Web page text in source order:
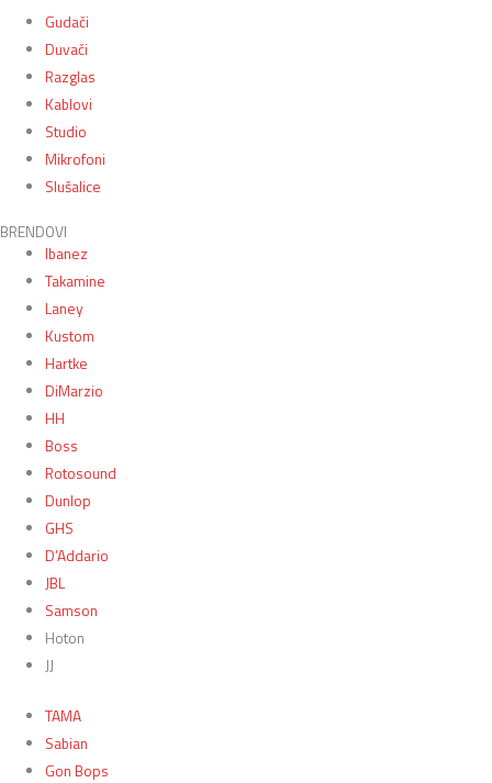
Gudači
Duvači
Razglas
Kablovi
Studio
Mikrofoni
Slušalice
BRENDOVI
Ibanez
Takamine
Laney
Kustom
Hartke
DiMarzio
HH
Boss
Rotosound
Dunlop
GHS
D’Addario
JBL
Samson
Hoton
JJ
TAMA
Sabian
Gon Bops